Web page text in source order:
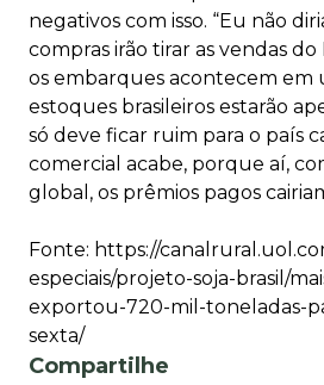
negativos com isso. “Eu não
compras irão tirar as vendas
os embarques acontecem em
estoques brasileiros estarão
só deve ficar ruim para o país
comercial acabe, porque aí,
global, os prêmios pagos
Fonte: https://
especiais/projeto-soja-brasil/
exportou-720-mil-toneladas-
sexta/
Compartilhe